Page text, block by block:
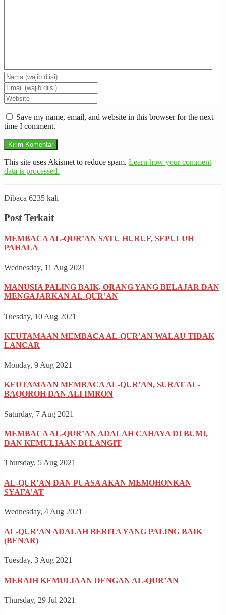
Save my name, email, and website in this browser for the next
time I comment.
This site uses Akismet to reduce spam. Learn how your comment
data is processed.
Dibaca 6235 kali
Post Terkait
MEMBACA AL-QUR’AN SATU HURUF, SEPULUH
PAHALA
Wednesday, 11 Aug 2021
MANUSIA PALING BAIK, ORANG YANG BELAJAR DAN
MENGAJARKAN AL-QUR’AN
Tuesday, 10 Aug 2021
KEUTAMAAN MEMBACA AL-QUR’AN WALAU TIDAK
LANCAR
Monday, 9 Aug 2021
KEUTAMAAN MEMBACA AL-QUR’AN, SURAT AL-
BAQOROH DAN ALI IMRON
Saturday, 7 Aug 2021
MEMBACA AL-QUR’AN ADALAH CAHAYA DI BUMI,
DAN KEMULIAAN DI LANGIT
Thursday, 5 Aug 2021
AL-QUR’AN DAN PUASA AKAN MEMOHONKAN
SYAFA’AT
Wednesday, 4 Aug 2021
AL-QUR’AN ADALAH BERITA YANG PALING BAIK
(BENAR)
Tuesday, 3 Aug 2021
MERAIH KEMULIAAN DENGAN AL-QUR’AN
Thursday, 29 Jul 2021